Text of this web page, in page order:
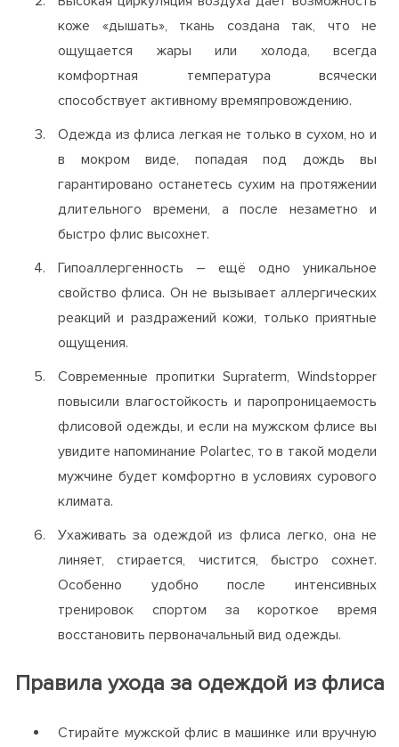
коже «дышать», ткань создана так, что не
ощущается жары или холода, всегда
комфортная температура всячески
способствует активному времяпровождению.
Одежда из флиса легкая не только в сухом, но и
в мокром виде, попадая под дождь вы
гарантировано останетесь сухим на протяжении
длительного времени, а после незаметно и
быстро флис высохнет.
Гипоаллергенность – ещё одно уникальное
свойство флиса. Он не вызывает аллергических
реакций и раздражений кожи, только приятные
ощущения.
Современные пропитки Supraterm, Windstopper
повысили влагостойкость и паропроницаемость
флисовой одежды, и если на мужском флисе вы
увидите напоминание Polartec, то в такой модели
мужчине будет комфортно в условиях сурового
климата.
Ухаживать за одеждой из флиса легко, она не
линяет, стирается, чистится, быстро сохнет.
Особенно удобно после интенсивных
тренировок спортом за короткое время
восстановить первоначальный вид одежды.
Правила ухода за одеждой из флиса
Стирайте мужской флис в машинке или вручную